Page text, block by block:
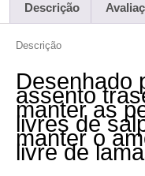
Descrição
Descrição
Desenhado
assento
manter as
livres de
manter o
livre de